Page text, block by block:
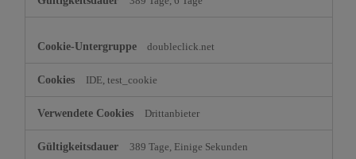
doubleclick.net
IDE, test_cookie
Drittanbieter
389 Tage, Einige Sekunden